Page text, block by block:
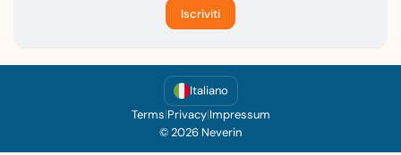
Iscriviti
Italiano
Terms|Privacy|Impressum
© 2026 Neverin